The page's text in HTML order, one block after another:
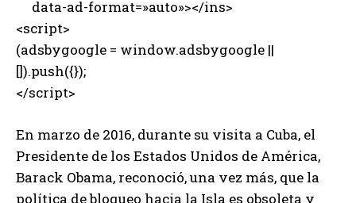
data-ad-format=»auto»></ins>
<script>
(adsbygoogle = window.adsbygoogle ||
[]).push({});
</script>
En marzo de 2016, durante su visita a Cuba, el
Presidente de los Estados Unidos de América,
Barack Obama, reconoció, una vez más, que la
política de bloqueo hacia la Isla es obsoleta y